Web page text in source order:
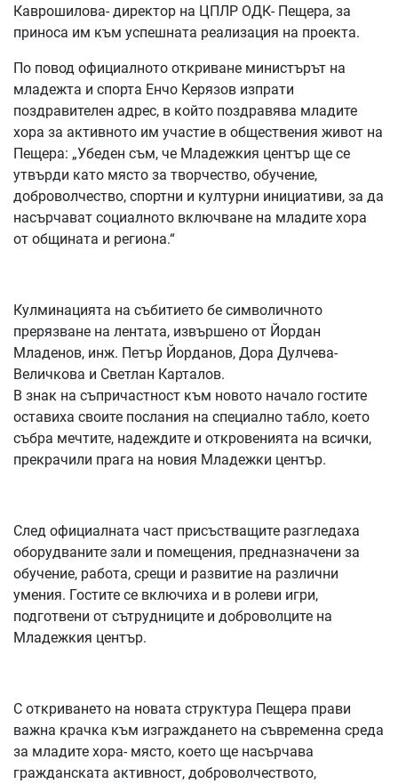
Каврошилова- директор на ЦПЛР ОДК- Пещера, за
приноса им към успешната реализация на проекта.
По повод официалното откриване министърът на
младежта и спорта Енчо Керязов изпрати
поздравителен адрес, в който поздравява младите
хора за активното им участие в обществения живот на
Пещера: „Убеден съм, че Младежкия център ще се
утвърди като място за творчество, обучение,
доброволчество, спортни и културни инициативи, за да
насърчават социалното включване на младите хора
от общината и региона.“
Кулминацията на събитието бе символичното
прерязване на лентата, извършено от Йордан
Младенов, инж. Петър Йорданов, Дора Дулчева-
Величкова и Светлан Карталов.
В знак на съпричастност към новото начало гостите
оставиха своите послания на специално табло, което
събра мечтите, надеждите и откровенията на всички,
прекрачили прага на новия Младежки център.
След официалната част присъстващите разгледаха
оборудваните зали и помещения, предназначени за
обучение, работа, срещи и развитие на различни
умения. Гостите се включиха и в ролеви игри,
подготвени от сътрудниците и доброволците на
Младежкия център.
С откриването на новата структура Пещера прави
важна крачка към изграждането на съвременна среда
за младите хора- място, което ще насърчава
гражданската активност, доброволчеството,